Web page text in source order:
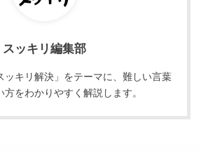
スッキリ編集部
ッキリ解決」をテーマに、難しい言葉
方をわかりやすく解説します。